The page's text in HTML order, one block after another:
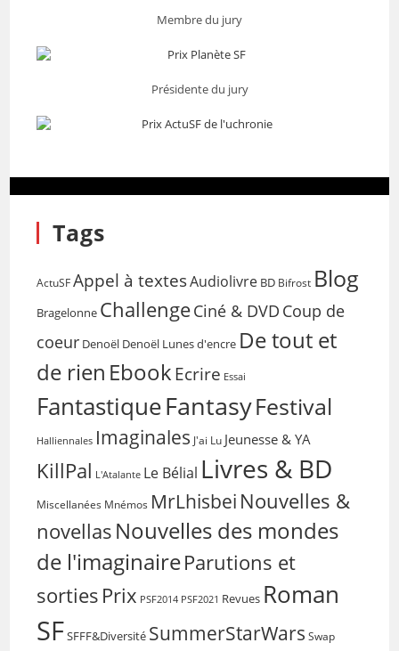
Membre du jury
Présidente du jury
Tags
ActuSF Appel à textesAudiolivre BD Bifrost Blog
Bragelonne ChallengeCiné & DVD Coup de
coeur Denoël Denoël Lunes d'encre De tout et
de rien EbookEcrire Essai
FantastiqueFantasyFestival
Halliennales Imaginales J'ai Lu Jeunesse & YA
KillPal L'Atalante Le Bélial Livres & BD
Miscellanées Mnémos MrLhisbei Nouvelles &
novellas Nouvelles des mondes
de l'imaginaireParutions et
sorties Prix PSF2014 PSF2021 Revues Roman
SFSFFF&Diversité SummerStarWars Swap